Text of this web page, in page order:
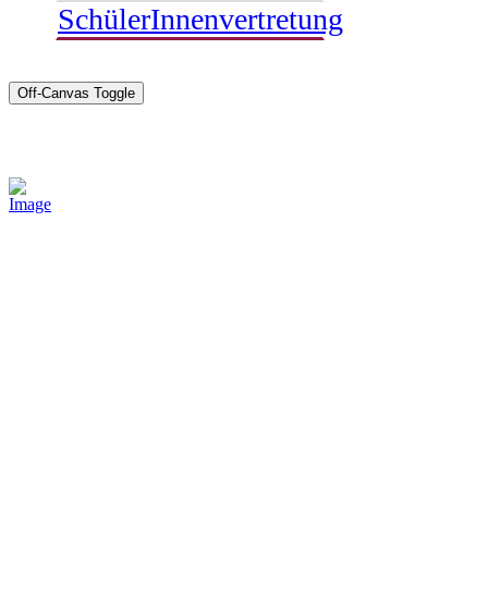
SchülerInnenvertretung
Off-Canvas Toggle